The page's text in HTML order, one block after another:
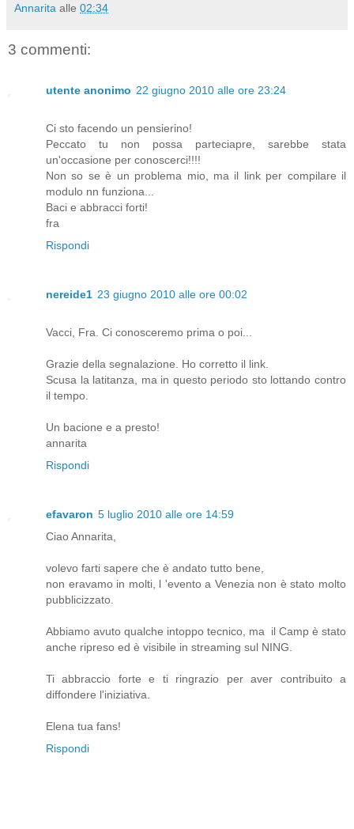
Annarita alle 02:34
3 commenti:
utente anonimo 22 giugno 2010 alle ore 23:24
Ci sto facendo un pensierino!
Peccato tu non possa parteciapre, sarebbe stata
un'occasione per conoscerci!!!!
Non so se è un problema mio, ma il link per compilare il
modulo nn funziona...
Baci e abbracci forti!
fra
Rispondi
nereide1 23 giugno 2010 alle ore 00:02
Vacci, Fra. Ci conosceremo prima o poi...
Grazie della segnalazione. Ho corretto il link.
Scusa la latitanza, ma in questo periodo sto lottando contro
il tempo.
Un bacione e a presto!
annarita
Rispondi
efavaron 5 luglio 2010 alle ore 14:59
Ciao Annarita,
volevo farti sapere che è andato tutto bene,
non eravamo in molti, l 'evento a Venezia non è stato molto
pubblicizzato.
Abbiamo avuto qualche intoppo tecnico, ma il Camp è stato
anche ripreso ed è visibile in streaming sul NING.
Ti abbraccio forte e ti ringrazio per aver contribuito a
diffondere l'iniziativa.
Elena tua fans!
Rispondi